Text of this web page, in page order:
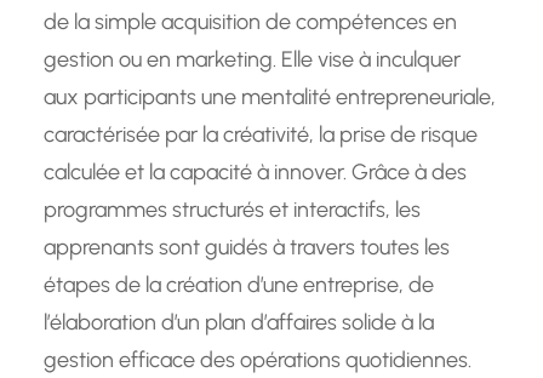
de la simple acquisition de compétences en
gestion ou en marketing. Elle vise à inculquer
aux participants une mentalité entrepreneuriale,
caractérisée par la créativité, la prise de risque
calculée et la capacité à innover. Grâce à des
programmes structurés et interactifs, les
apprenants sont guidés à travers toutes les
étapes de la création d’une entreprise, de
l’élaboration d’un plan d’affaires solide à la
gestion efficace des opérations quotidiennes.